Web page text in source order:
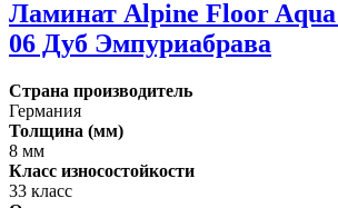
Ламинат Alpine Floor
06 Дуб Эмпуриабрава
Страна производитель
Германия
Толщина (мм)
8 мм
Класс износостойкости
33 класс